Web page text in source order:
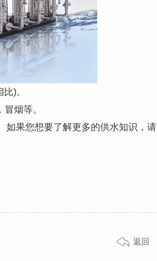
)。
烟等。
果您想要了解更多的供水知识，请
返回